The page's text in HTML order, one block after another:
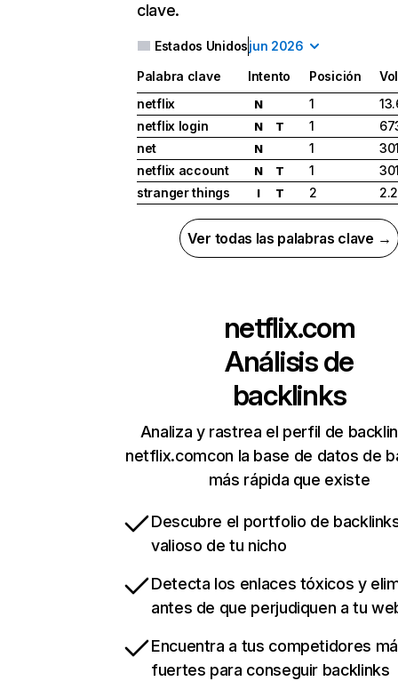
clave.
Estados Unidosjun 2026
Palabra clave Intento Posición
netflix
N 1
netflix login
N T 1
net
N 1
netflix account
N T 1
stranger things
I T 2
Ver todas las palabras clave →
netflix.com
Análisis de
backlinks
Analiza y rastrea el perfil de
netflix.comcon la base de datos de
más rápida que existe
Descubre el portfolio de
valioso de tu nicho
Detecta los enlaces tóxicos y
antes de que perjudiquen a tu
Encuentra a tus competidores
fuertes para conseguir backlinks